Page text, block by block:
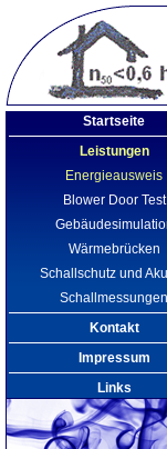
Startseite
Leistungen
Energieausweis
Blower Door Test
Wärmebrücken
Schallschutz und
Schallmessungen
Kontakt
Impressum
Links